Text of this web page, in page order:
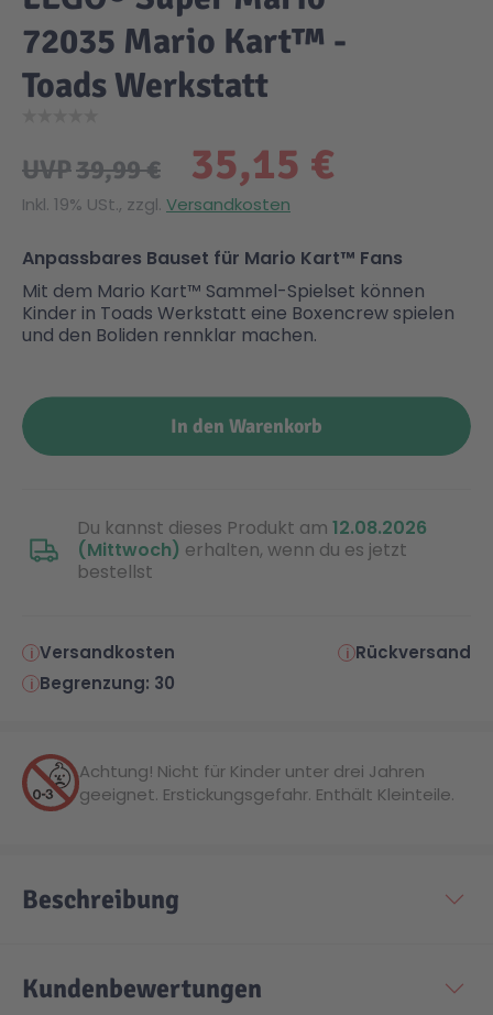
72035 Mario Kart™ -
Toads Werkstatt
35,15 €
UVP39,99 €
Inkl. 19% USt., zzgl. Versandkosten
Anpassbares Bauset für Mario Kart™ Fans
Mit dem Mario Kart™ Sammel-Spielset können
Kinder in Toads Werkstatt eine Boxencrew spielen
und den Boliden rennklar machen.
In den Warenkorb
Du kannst dieses Produkt am 12.08.2026
(Mittwoch) erhalten, wenn du es jetzt
bestellst
Versandkosten
Rückversand
Begrenzung: 30
Achtung! Nicht für Kinder unter drei Jahren
geeignet. Erstickungsgefahr. Enthält Kleinteile.
Beschreibung
Kundenbewertungen